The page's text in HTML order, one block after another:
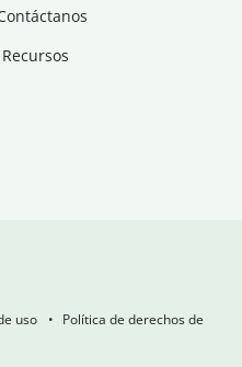
Recursos
uso
Política de derechos de